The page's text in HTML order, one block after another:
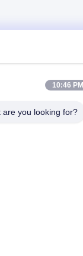
10:46 PM
are you looking for?